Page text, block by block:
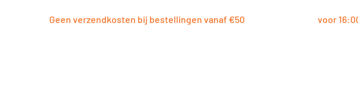
Geen verzendkosten bij bestellingen vanaf €50 voor